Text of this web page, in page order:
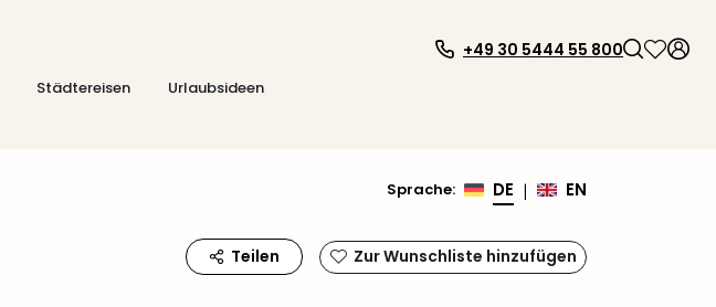
Städtereisen
Urlaubsideen
+49 30 5444 55 800
Sprache: DE | EN
Teilen Zur Wunschliste hinzufügen